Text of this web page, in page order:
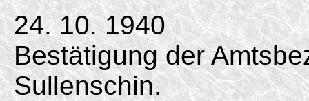
24. 10. 1940
Bestätigung der
Sullenschin.